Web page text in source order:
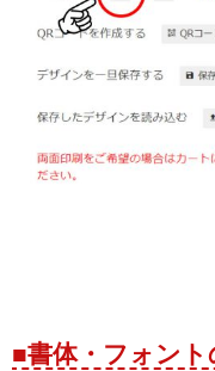
■書体・フォント